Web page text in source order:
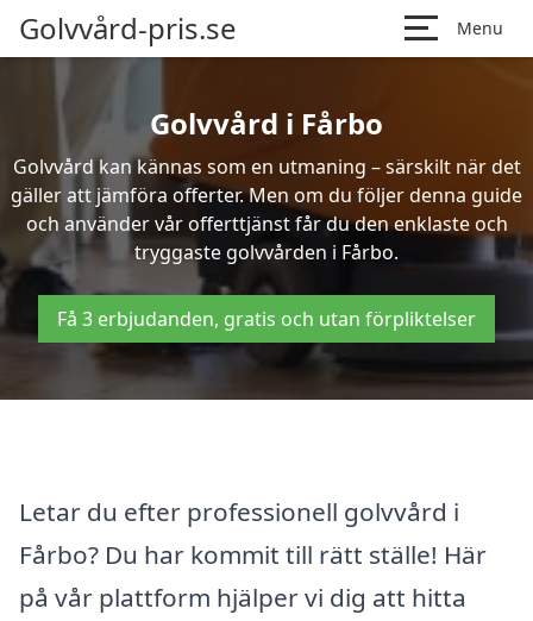
Golvvård-pris.se Menu
Golvvård i Fårbo
Golvvård kan kännas som en utmaning – särskilt när det
gäller att jämföra offerter. Men om du följer denna guide
och använder vår offerttjänst får du den enklaste och
tryggaste golvvården i Fårbo.
Få 3 erbjudanden, gratis och utan förpliktelser
Letar du efter professionell golvvård i
Fårbo? Du har kommit till rätt ställe! Här
på vår plattform hjälper vi dig att hitta